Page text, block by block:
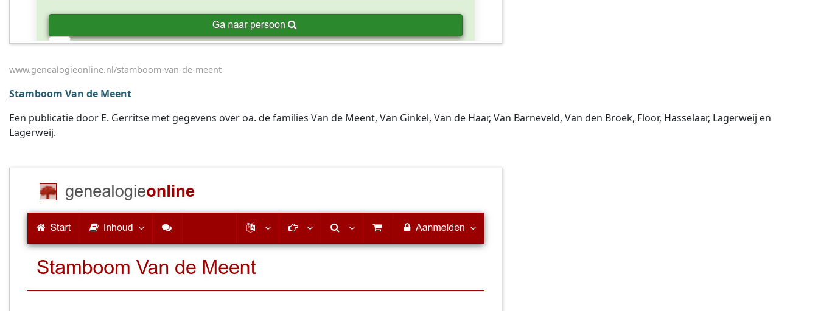
www.genealogieonline.nl/stamboom-van-de-meent
Stamboom Van de Meent
Een publicatie door E. Gerritse met gegevens over oa. de families Van de Meent, Van Ginkel, Van de Haar, Van Barneveld, Van den Broek, Floor, Hasselaar, Lagerweij en
Lagerweij.